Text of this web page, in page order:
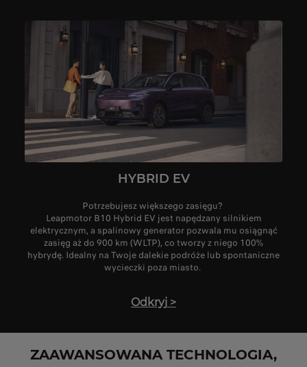
HYBRID EV
Potrzebujesz większego zasięgu?
Leapmotor B10 Hybrid EV jest napędzany silnikiem
elektrycznym, a spalinowy generator pozwala mu osiągnąć
zasięg aż do 900 km (WLTP), co tworzy z niego 100%
hybrydę. Idealny na Twoje dalekie podróże lub spontaniczne
wycieczki poza miasto.
Odkryj >
ZAAWANSOWANA TECHNOLOGIA,